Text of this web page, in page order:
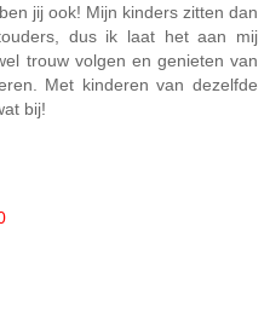
jij ook! Mijn kinders zitten dan
dus ik laat het aan mij
trouw volgen en genieten van
Met kinderen van dezelfde
bij!